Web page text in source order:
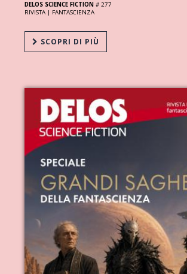
DELOS SCIENCE FICTION # 277
RIVISTA | FANTASCIENZA
SCOPRI DI PIÙ